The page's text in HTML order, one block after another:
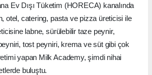
Ev Dışı Tüketim (HORECA) kanalında
otel, catering, pasta ve pizza üreticisi ile
labne, sürülebilir taze peynir,
tost peyniri, krema ve süt gibi çok
yapan Milk Academy, şimdi nihai
buluştu.